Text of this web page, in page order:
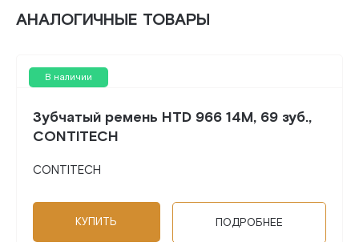
АНАЛОГИЧНЫЕ ТОВАРЫ
В наличии
Зубчатый ремень HTD 966 14M, 69 зуб.,
CONTITECH
CONTITECH
КУПИТЬ ПОДРОБНЕЕ